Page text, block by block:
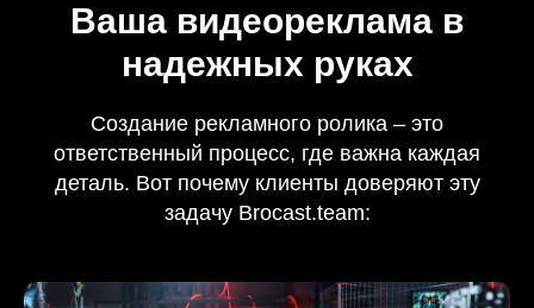
Ваша видеореклама в
надежных руках
Создание рекламного ролика – это
ответственный процесс, где важна каждая
деталь. Вот почему клиенты доверяют эту
задачу Brocast.team: